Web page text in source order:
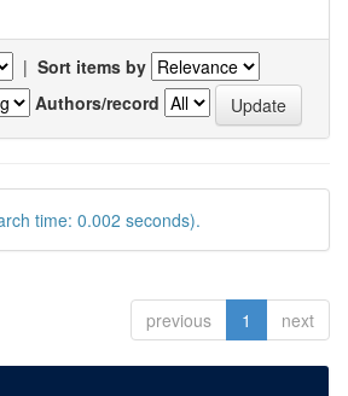
| Sort items by
Authors/record
time: 0.002 seconds).
previous 1 next